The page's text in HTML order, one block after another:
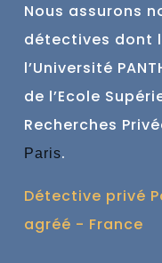
Nous assurons
détectives dont
l’Université
de l’Ecole
Recherches
Paris.
Détective privé
agréé - France